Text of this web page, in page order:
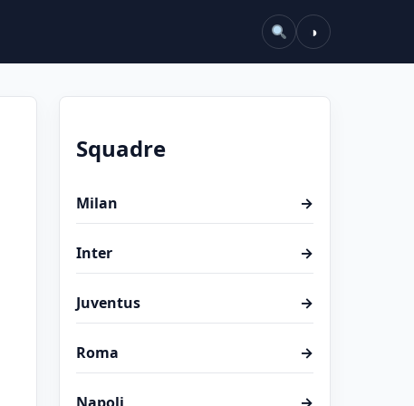
◑
Squadre
Milan →
Inter →
Juventus →
Roma →